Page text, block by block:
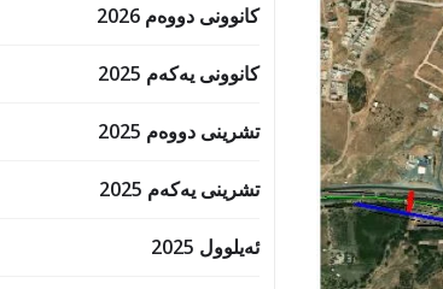
کانوونی دووەم 2026
کانوونی یەکەم 2025
تشرینی دووەم 2025
تشرینی یەکەم 2025
ئەیلوول 2025